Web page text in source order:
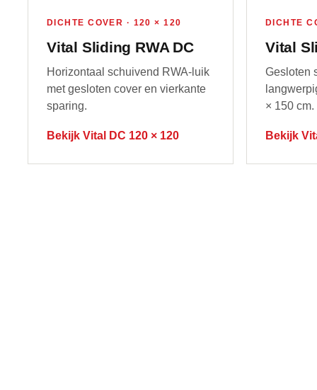
DICHTE COVER · 120 × 120
Vital Sliding RWA DC
Horizontaal schuivend RWA-luik
met gesloten cover en vierkante
sparing.
Bekijk Vital DC 120 × 120
DICHTE
Vital
Gesloten
× 150 cm.
Bekijk